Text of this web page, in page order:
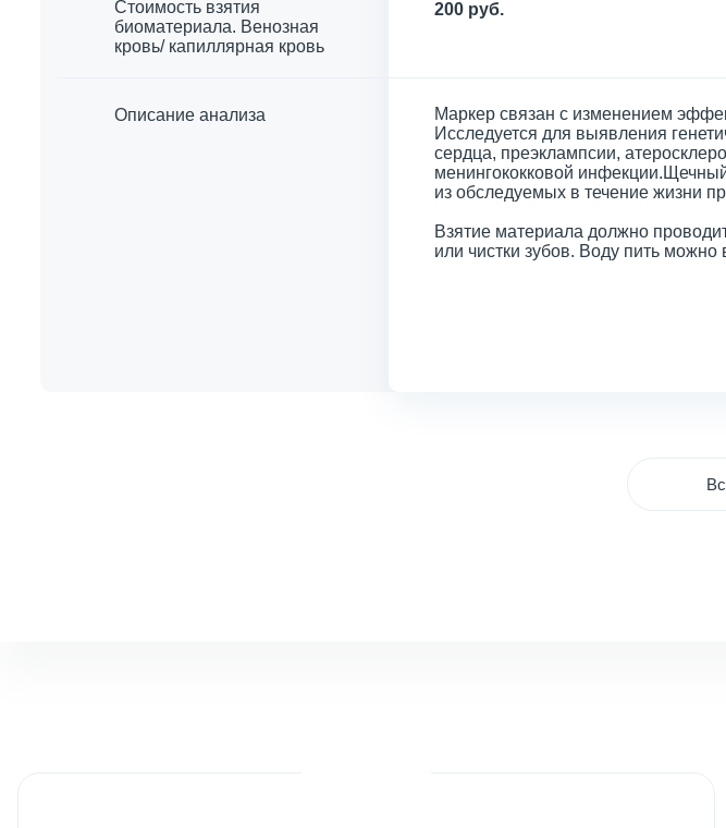
Стоимость взятия
биоматериала. Венозная
кровь/ капиллярная кровь
200 руб.
Описание анализа
Маркер связан с изменением
Исследуется для выявления
сердца, преэклампсии,
менингококковой
из обследуемых в течение жизни
Взятие материала должно
или чистки зубов. Воду пить